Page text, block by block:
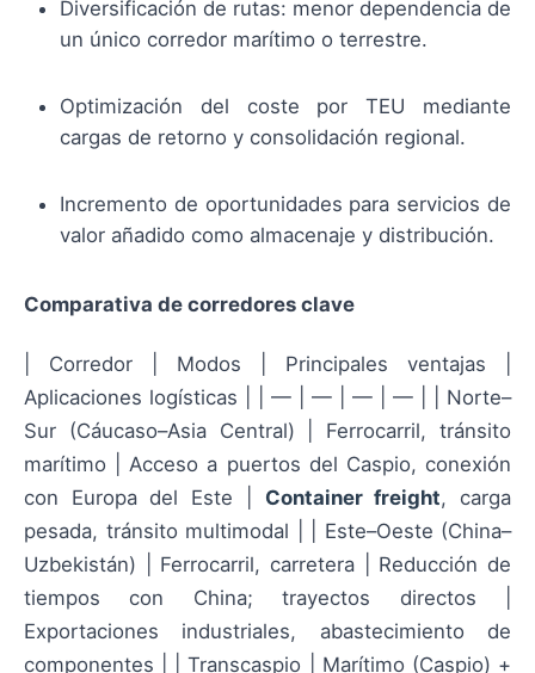
Diversificación de rutas: menor dependencia de
un único corredor marítimo o terrestre.
Optimización del coste por TEU mediante
cargas de retorno y consolidación regional.
Incremento de oportunidades para servicios de
valor añadido como almacenaje y distribución.
Comparativa de corredores clave
| Corredor | Modos | Principales ventajas |
Aplicaciones logísticas | | — | — | — | — | | Norte–
Sur (Cáucaso–Asia Central) | Ferrocarril, tránsito
marítimo | Acceso a puertos del Caspio, conexión
con Europa del Este | Container freight, carga
pesada, tránsito multimodal | | Este–Oeste (China–
Uzbekistán) | Ferrocarril, carretera | Reducción de
tiempos con China; trayectos directos |
Exportaciones industriales, abastecimiento de
componentes | | Transcaspio | Marítimo (Caspio) +